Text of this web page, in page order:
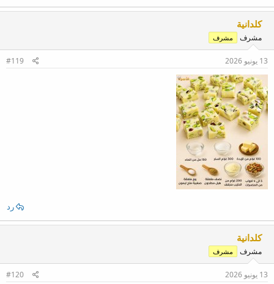
كلدانية
مشرف مشرف
13 يونيو 2026 #119
رد
كلدانية
مشرف مشرف
13 يونيو 2026 #120